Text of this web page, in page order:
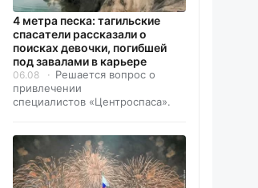
4 метра песка: тагильские
спасатели рассказали о
поисках девочки, погибшей
под завалами в карьере
06.08
Решается вопрос о
привлечении
специалистов «Центроспаса».